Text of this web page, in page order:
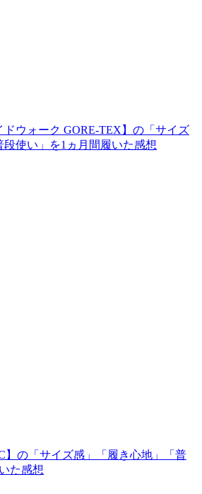
ウォーク GORE-TEX】の「サイズ
使い」を1ヵ月間履いた感想
】の「サイズ感」「履き心地」「普
た感想